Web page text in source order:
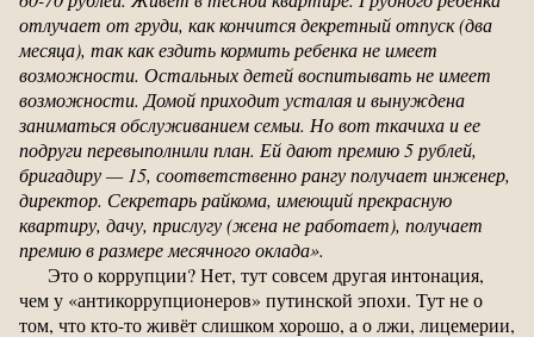
отлучает от груди, как кончится декретный отпуск (два
месяца), так как ездить кормить ребенка не имеет
возможности. Остальных детей воспитывать не имеет
возможности. Домой приходит усталая и вынуждена
заниматься обслуживанием семьи. Но вот ткачиха и ее
подруги перевыполнили план. Ей дают премию 5 рублей,
бригадиру — 15, соответственно рангу получает инженер,
директор. Секретарь райкома, имеющий прекрасную
квартиру, дачу, прислугу (жена не работает), получает
премию в размере месячного оклада».
Это о коррупции? Нет, тут совсем другая интонация,
чем у «антикоррупционеров» путинской эпохи. Тут не о
том, что кто-то живёт слишком хорошо, а о лжи, лицемерии,